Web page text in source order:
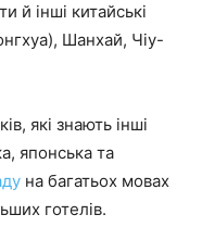
й інші китайські
Шанхай, Чіу-
які знають інші
японська та
на багатьох мовах
готелів.